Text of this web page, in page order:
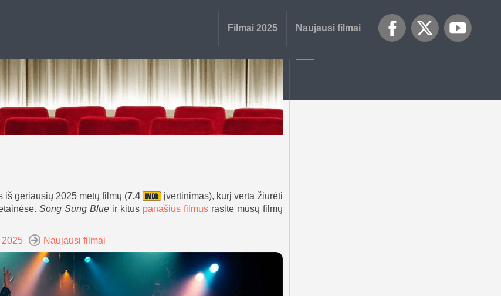
Naujausi filmai
Filmai 2025
iš geriausių 2025 metų filmų (7.4
įvertinimas), kurį verta žiūrėti
Song Sung Blueir kitus panašius filmusrasite mūsų filmų
Naujausi filmai